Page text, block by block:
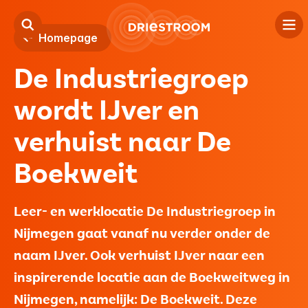
Kind
Jeugd
Volwassenen
Locaties
Over ons
Contact
Verwijzers
Homepage
De Industriegroep
wordt IJver en
verhuist naar De
Boekweit
Leer- en werklocatie De Industriegroep in
Nijmegen gaat vanaf nu verder onder de
naam IJver. Ook verhuist IJver naar een
inspirerende locatie aan de Boekweitweg in
Nijmegen, namelijk: De Boekweit. Deze